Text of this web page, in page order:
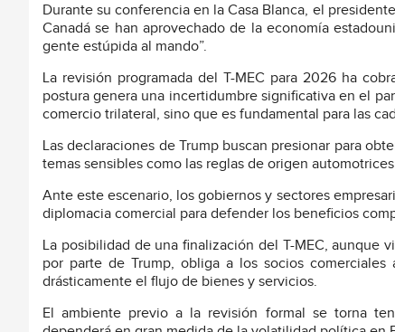
Durante su conferencia en la Casa Blanca, el
Canadá se han aprovechado de la economía
gente estúpida al mando”.
La revisión programada del T-MEC para 2026 ha
postura genera una incertidumbre significativa en el
comercio trilateral, sino que es fundamental para las
Las declaraciones de Trump buscan presionar para
temas sensibles como las reglas de origen
Ante este escenario, los gobiernos y sectores
diplomacia comercial para defender los beneficios
La posibilidad de una finalización del T-MEC, aunque
por parte de Trump, obliga a los socios
drásticamente el flujo de bienes y servicios.
El ambiente previo a la revisión formal se torna